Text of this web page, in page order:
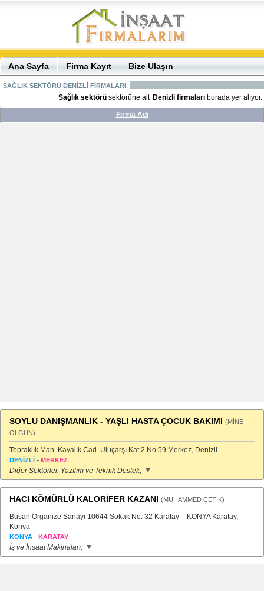
Ana Sayfa Firma Kayıt Bize Ulaşın
SAĞLIK SEKTÖRÜ DENİZLİ FİRMALARI
Sağlık sektörü sektörüne ait Denizli firmaları burada yer alıyor.
Firma Adı
SOYLU DANIŞMANLIK - YAŞLI HASTA ÇOCUK BAKIMI (MİNE
OLGUN)
Topraklık Mah. Kayalık Cad. Uluçarşı Kat:2 No:59 Merkez, Denizli
DENİZLİ - MERKEZ
Diğer Sektörler, Yazılım ve Teknik Destek,
HACI KÖMÜRLÜ KALORİFER KAZANI (MUHAMMED ÇETİK)
Büsan Organize Sanayi 10644 Sokak No: 32 Karatay – KONYA Karatay,
Konya
KONYA - KARATAY
İş ve İnşaat Makinaları,